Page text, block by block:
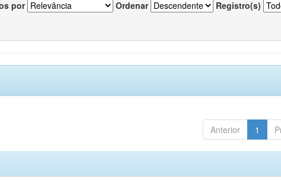
por Ordenar Registro(s)
Anterior 1